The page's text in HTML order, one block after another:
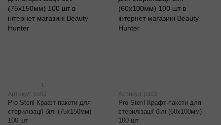
1
Артикул: ps02
Pro Steril Крафт-пакети для
стерилізації білі (75х150мм)
100 шт
Артикул: ps03
Pro Steril Крафт-пакети для
стерилізації білі (60х100мм)
100 шт